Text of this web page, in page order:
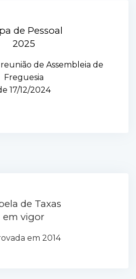
de Pessoal
2025
de Assembleia de
Freguesia
17/12/2024
de Taxas
em vigor
em 2014